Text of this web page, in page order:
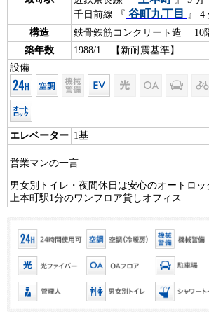
千日前線 『 谷町九丁目
』 4
構造
鉄骨鉄筋コンクリート造 10
築年数
1988/1 【新耐震基準】
設備
エレベーター 1基
営業マンの一言
男女別トイレ・夜間休日は安心のオートロッ
上本町駅1分のワンフロア貸しオフィス